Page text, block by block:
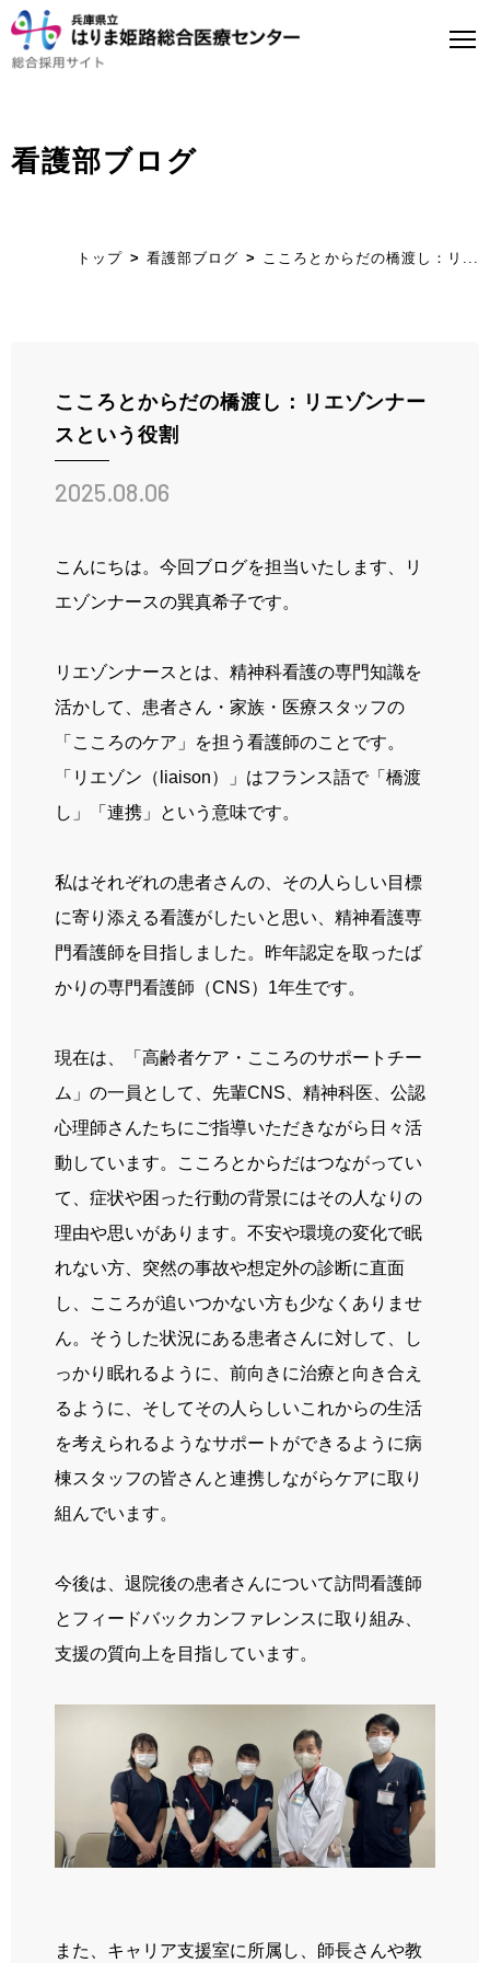
はり姫について
看護師募集について
ストーリー
先輩の声
お知らせ
採用情報
病院ホームページ
看護部ブログ
トップ 看護部ブログ こころとからだの橋渡し：リ...
こころとからだの橋渡し：リエゾンナー
スという役割
2025.08.06
こんにちは。今回ブログを担当いたします、リ
エゾンナースの巽真希子です。
リエゾンナースとは、精神科看護の専門知識を
活かして、患者さん・家族・医療スタッフの
「こころのケア」を担う看護師のことです。
「リエゾン（ liaison）」はフランス語で「橋渡
し」「連携」という意味です。
私はそれぞれの患者さんの、その人らしい目標
に寄り添える看護がしたいと思い、精神看護専
門看護師を目指しました。昨年認定を取ったば
かりの専門看護師（CNS） 1年生です。
現在は、「高齢者ケア・こころのサポートチー
ム」の一員として、先輩CNS 、精神科医、公認
心理師さんたちにご指導いただきながら日々活
動しています。こころとからだはつながってい
て、症状や困った行動の背景にはその人なりの
理由や思いがあります。不安や環境の変化で眠
れない方、突然の事故や想定外の診断に直面
し、こころが追いつかない方も少なくありませ
ん。そうした状況にある患者さんに対して、し
っかり眠れるように、前向きに治療と向き合え
るように、そしてその人らしいこれからの生活
を考えられるようなサポートができるように病
棟スタッフの皆さんと連携しながらケアに取り
組んでいます。
今後は、退院後の患者さんについて訪問看護師
とフィードバックカンファレンスに取り組み、
支援の質向上を目指しています。
また、キャリア支援室に所属し、師長さんや教